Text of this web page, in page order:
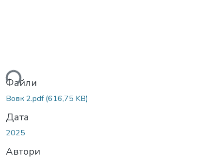
Файли
Вовк 2.pdf(616,75 KB)
Дата
2025
Автори